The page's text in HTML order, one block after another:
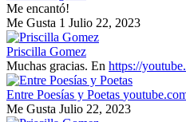
Me encantó!
Me Gusta 1 Julio 22, 2023
Priscilla Gomez
Muchas gracias. En https://
Entre Poesías y Poetas
Me Gusta Julio 22, 2023